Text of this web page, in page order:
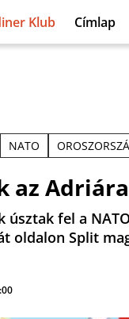
Klub Címlap
NATO
az
úsztak fel a
oldalon Split